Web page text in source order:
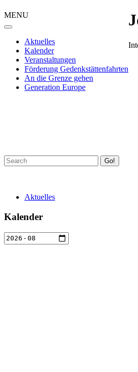
MENU
Aktuelles
Kalender
Veranstaltungen
Förderung Gedenkstättenfahrten
An die Grenze gehen
Generation Europe
Go!
Aktuelles
Kalender